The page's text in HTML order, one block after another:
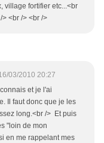
village fortifier etc...<br
<br /> <br />
03/2010 20:27
et je l'ai
Il faut donc que je les
long.<br /> Et puis
"loin de mon
en me rappelant mes